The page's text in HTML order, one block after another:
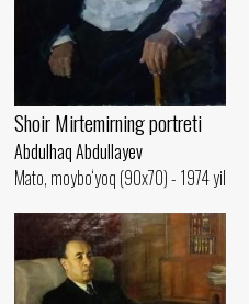
Shoir Mirtemirning portreti
Abdulhaq Abdullayev
Mato, moybo‘yoq (90x70) - 1974 yil